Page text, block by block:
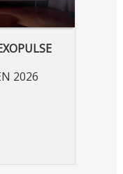
2026